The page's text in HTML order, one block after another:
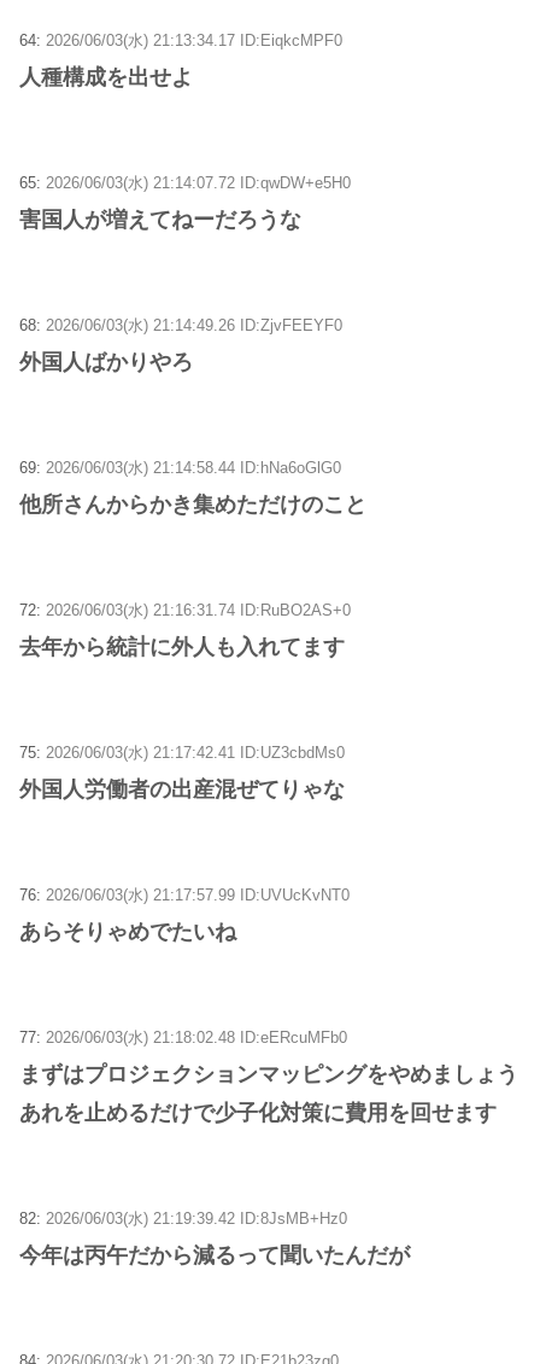
64: 2026/06/03(水) 21:13:34.17 ID:EiqkcMPF0
人種構成を出せよ
65: 2026/06/03(水) 21:14:07.72 ID:qwDW+e5H0
害国人が増えてねーだろうな
68: 2026/06/03(水) 21:14:49.26 ID:ZjvFEEYF0
外国人ばかりやろ
69: 2026/06/03(水) 21:14:58.44 ID:hNa6oGlG0
他所さんからかき集めただけのこと
72: 2026/06/03(水) 21:16:31.74 ID:RuBO2AS+0
去年から統計に外人も入れてます
75: 2026/06/03(水) 21:17:42.41 ID:UZ3cbdMs0
外国人労働者の出産混ぜてりゃな
76: 2026/06/03(水) 21:17:57.99 ID:UVUcKvNT0
あらそりゃめでたいね
77: 2026/06/03(水) 21:18:02.48 ID:eERcuMFb0
まずはプロジェクションマッピングをやめましょう
あれを止めるだけで少子化対策に費用を回せます
82: 2026/06/03(水) 21:19:39.42 ID:8JsMB+Hz0
今年は丙午だから減るって聞いたんだが
84: 2026/06/03(水) 21:20:30.72 ID:E21b23zg0